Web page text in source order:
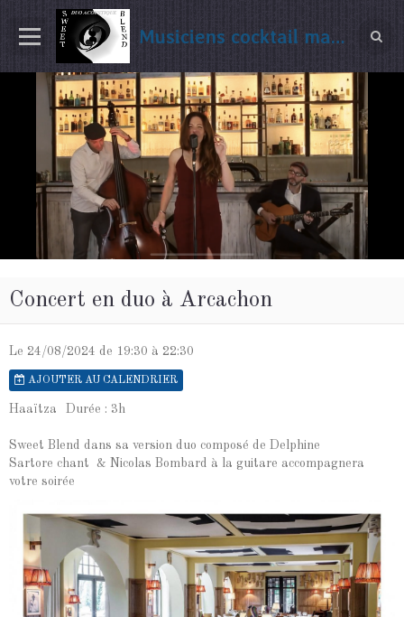
Musiciens cocktail mariage Gironde
Concert en duo à Arcachon
Le 24/08/2024 de 19:30 à 22:30
AJOUTER AU CALENDRIER
Haaïtza Durée : 3h
Sweet Blend dans sa version duo composé de Delphine
Sartore chant & Nicolas Bombard à la guitare accompagnera
votre soirée